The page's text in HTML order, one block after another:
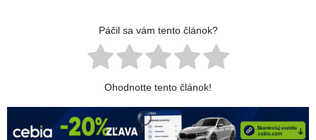
Páčil sa vám tento článok?
Ohodnotte tento článok!